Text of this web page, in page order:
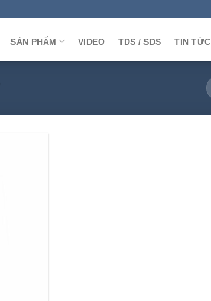
SẢN PHẨM VIDEO TDS / SDS TIN TỨC